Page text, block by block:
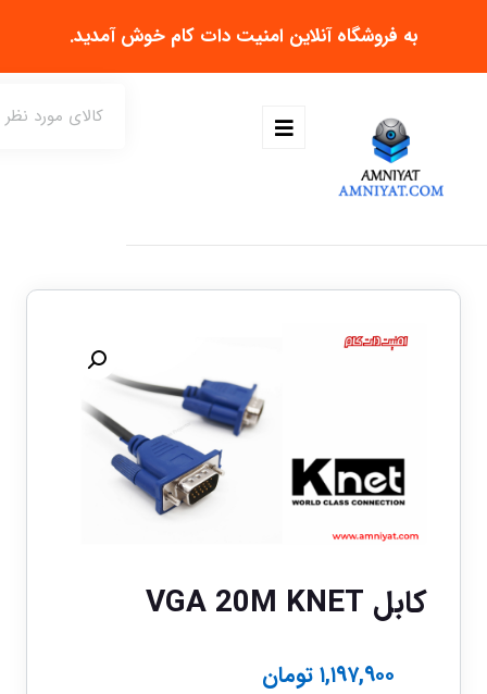
به فروشگاه آنلاین امنیت دات کام خوش آمدید.
کابل VGA 20M KNET
۱,۱۹۷,۹۰۰تومان